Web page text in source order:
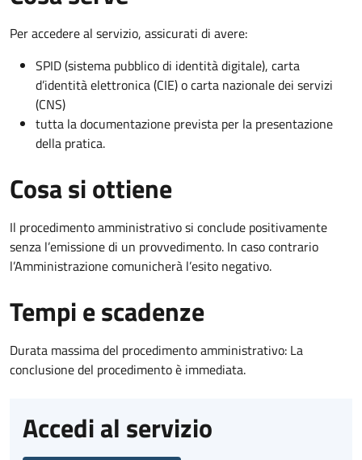
Per accedere al servizio, assicurati di avere:
SPID (sistema pubblico di identità digitale), carta
d’identità elettronica (CIE) o carta nazionale dei servizi
(CNS)
tutta la documentazione prevista per la presentazione
della pratica.
Cosa si ottiene
Il procedimento amministrativo si conclude positivamente
senza l’emissione di un provvedimento. In caso contrario
l’Amministrazione comunicherà l’esito negativo.
Tempi e scadenze
Durata massima del procedimento amministrativo: La
conclusione del procedimento è immediata.
Accedi al servizio